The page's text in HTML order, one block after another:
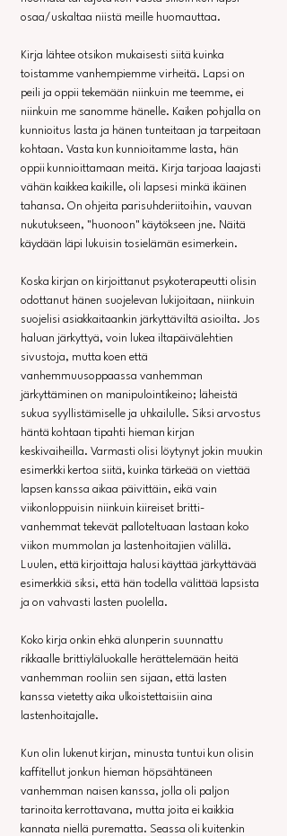
osaa/uskaltaa niistä meille huomauttaa.
Kirja lähtee otsikon mukaisesti siitä kuinka
toistamme vanhempiemme virheitä. Lapsi on
peili ja oppii tekemään niinkuin me teemme, ei
niinkuin me sanomme hänelle. Kaiken pohjalla on
kunnioitus lasta ja hänen tunteitaan ja tarpeitaan
kohtaan. Vasta kun kunnioitamme lasta, hän
oppii kunnioittamaan meitä. Kirja tarjoaa laajasti
vähän kaikkea kaikille, oli lapsesi minkä ikäinen
tahansa. On ohjeita parisuhderiitoihin, vauvan
nukutukseen, "huonoon" käytökseen jne. Näitä
käydään läpi lukuisin tosielämän esimerkein.
Koska kirjan on kirjoittanut psykoterapeutti olisin
odottanut hänen suojelevan lukijoitaan, niinkuin
suojelisi asiakkaitaankin järkyttäviltä asioilta. Jos
haluan järkyttyä, voin lukea iltapäivälehtien
sivustoja, mutta koen että
vanhemmuusoppaassa vanhemman
järkyttäminen on manipulointikeino; läheistä
sukua syyllistämiselle ja uhkailulle. Siksi arvostus
häntä kohtaan tipahti hieman kirjan
keskivaiheilla. Varmasti olisi löytynyt jokin muukin
esimerkki kertoa siitä, kuinka tärkeää on viettää
lapsen kanssa aikaa päivittäin, eikä vain
viikonloppuisin niinkuin kiireiset britti-
vanhemmat tekevät palloteltuaan lastaan koko
viikon mummolan ja lastenhoitajien välillä.
Luulen, että kirjoittaja halusi käyttää järkyttävää
esimerkkiä siksi, että hän todella välittää lapsista
ja on vahvasti lasten puolella.
Koko kirja onkin ehkä alunperin suunnattu
rikkaalle brittiyläluokalle herättelemään heitä
vanhemman rooliin sen sijaan, että lasten
kanssa vietetty aika ulkoistettaisiin aina
lastenhoitajalle.
Kun olin lukenut kirjan, minusta tuntui kun olisin
kaffitellut jonkun hieman höpsähtäneen
vanhemman naisen kanssa, jolla oli paljon
tarinoita kerrottavana, mutta joita ei kaikkia
kannata niellä purematta. Seassa oli kuitenkin